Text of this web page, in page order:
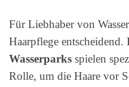
Für Liebhaber von
Haarpflege entscheidend.
Wasserparks spielen
Rolle, um die Haare vor